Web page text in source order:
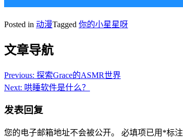
Posted in 动漫Tagged 你的小星星呀
文章导航
Previous: 探索Grace的ASMR世界
Next: 哄睡软件是什么？
发表回复
您的电子邮箱地址不会被公开。 必填项已用 *标注